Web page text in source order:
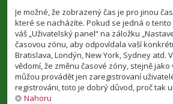
Je možné, že zobrazený čas je pro jinou
které se nacházíte. Pokud se jedná o
váš „Uživatelský panel“ na záložku
časovou zónu, aby odpovídala vaší
Bratislava, Londýn, New York, Sydney atd.
vědomí, že změnu časové zóny, stejně
můžou provádět jen zaregistrovaní
registrováni, toto je dobrý důvod, proč tak
Nahoru